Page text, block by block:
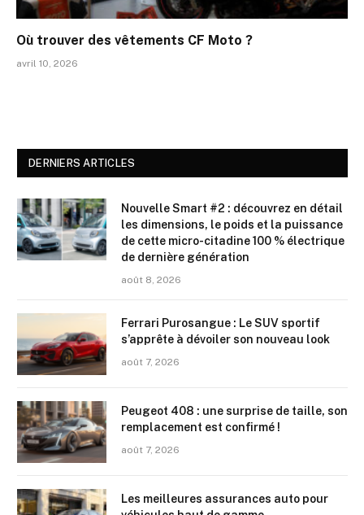
Où trouver des vêtements CF Moto ?
avril 10, 2026
DERNIERS ARTICLES
Nouvelle Smart #2 : découvrez en détail
les dimensions, le poids et la puissance
de cette micro-citadine 100 % électrique
de dernière génération
août 8, 2026
Ferrari Purosangue : Le SUV sportif
s’apprête à dévoiler son nouveau look
août 7, 2026
Peugeot 408 : une surprise de taille, son
remplacement est confirmé !
août 7, 2026
Les meilleures assurances auto pour